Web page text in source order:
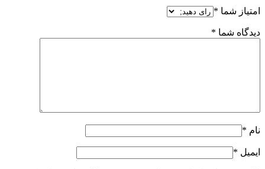
امتیاز شما *
دیدگاه شما *
نام *
ایمیل *